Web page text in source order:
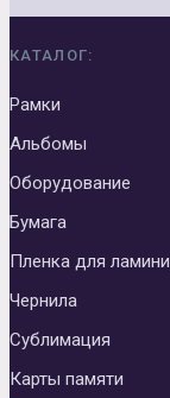
КАТАЛОГ:
Рамки
Альбомы
Оборудование
Бумага
Пленка для
Чернила
Сублимация
Карты памяти